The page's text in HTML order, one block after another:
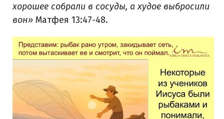
хорошее собрали в сосуды, а худое выбросили
вон» Матфея 13:47-48.